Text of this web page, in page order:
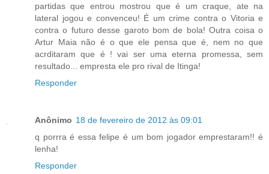
partidas que entrou mostrou que é um craque, ate na
lateral jogou e convenceu! É um crime contra o Vitoria e
contra o futuro desse garoto bom de bola! Outra coisa o
Artur Maia não é o que ele pensa que é, nem no que
acrditaram que é ! vai ser uma eterna promessa, sem
resultado... empresta ele pro rival de Itinga!
Responder
Anônimo 18 de fevereiro de 2012 às 09:01
q porrra é essa felipe é um bom jogador emprestaram!! é
lenha!
Responder